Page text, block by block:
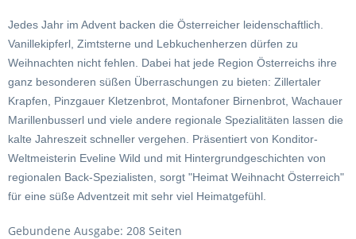
Jedes Jahr im Advent backen die Österreicher leidenschaftlich.
Vanillekipferl, Zimtsterne und Lebkuchenherzen dürfen zu
Weihnachten nicht fehlen. Dabei hat jede Region Österreichs ihre
ganz besonderen süßen Überraschungen zu bieten: Zillertaler
Krapfen, Pinzgauer Kletzenbrot, Montafoner Birnenbrot, Wachauer
Marillenbusserl und viele andere regionale Spezialitäten lassen die
kalte Jahreszeit schneller vergehen. Präsentiert von Konditor-
Weltmeisterin Eveline Wild und mit Hintergrundgeschichten von
regionalen Back-Spezialisten, sorgt "Heimat Weihnacht Österreich"
für eine süße Adventzeit mit sehr viel Heimatgefühl.
Gebundene Ausgabe: 208 Seiten